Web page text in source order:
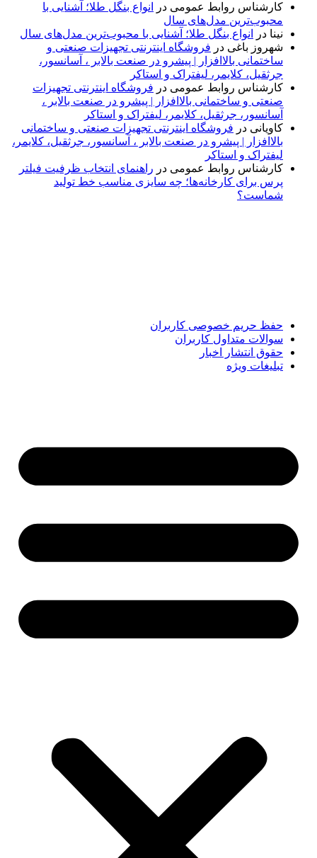
کارشناس روابط عمومی در
انواع بنگل طلا؛ آشنایی با
محبوب‌ترین مدل‌های سال
نینا در
انواع بنگل طلا؛ آشنایی با محبوب‌ترین مدل‌های سال
شهروز باغی در فروشگاه اینترنتی تجهیزات صنعتی و
ساختمانی بالاافزار | پیشرو در صنعت بالابر ، آسانسور،
جرثقیل، کلایمر، لیفتراک و استاکر
کارشناس روابط عمومی در فروشگاه اینترنتی تجهیزات
صنعتی و ساختمانی بالاافزار | پیشرو در صنعت بالابر ،
آسانسور، جرثقیل، کلایمر، لیفتراک و استاکر
کاویانی در فروشگاه اینترنتی تجهیزات صنعتی و ساختمانی
بالاافزار | پیشرو در صنعت بالابر ، آسانسور، جرثقیل، کلایمر،
لیفتراک و استاکر
کارشناس روابط عمومی در راهنمای انتخاب ظرفیت فیلتر
پرس برای کارخانه‌ها؛ چه سایزی مناسب خط تولید
شماست؟
حفظ حریم خصوصی کاربران
سوالات متداول کاربران
حقوق انتشار اخبار
تبلیغات ویژه